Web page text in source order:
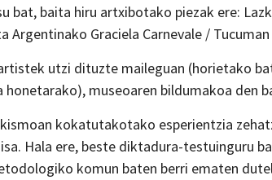
bat, baita hiru artxibotako piezak ere:
Argentinako Graciela Carnevale /
utzi dituzte maileguan (horietako
honetarako), museoaren bildumakoa den
kokatutakotako esperientzia
Hala ere, beste diktadura-testuinguru
komun baten berri ematen